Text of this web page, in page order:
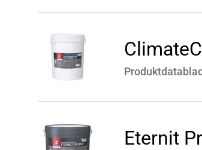
Eternit